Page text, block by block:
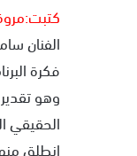
الفنان
فكرة
وهو
الحقيقي
انطلق